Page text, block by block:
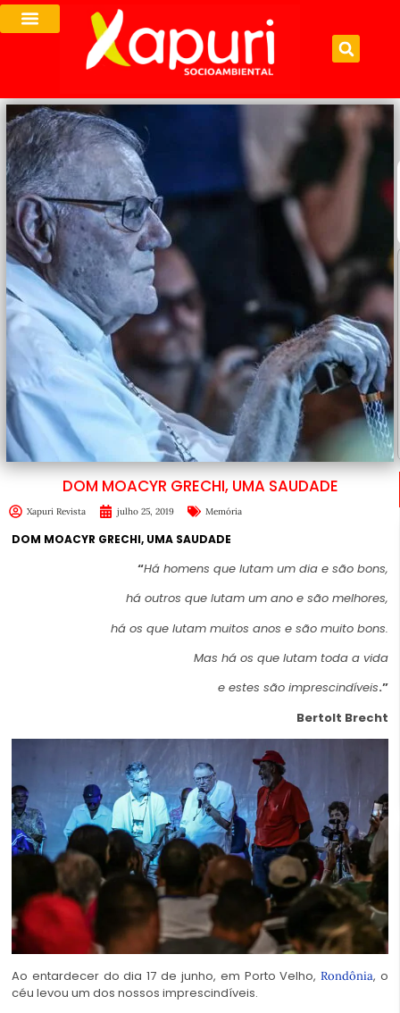
DOM MOACYR GRECHI, UMA SAUDADE
Xapuri Revista julho 25, 2019 Memória
DOM MOACYR GRECHI, UMA SAUDADE
“Há homens que lutam um dia e são bons,
há outros que lutam um ano e são melhores,
há os que lutam muitos anos e são muito bons.
Mas há os que lutam toda a vida
e estes são imprescindíveis.”
Bertolt Brecht
Ao entardecer do dia 17 de junho, em Porto Velho, Rondônia, o
céu levou um dos nossos imprescindíveis.